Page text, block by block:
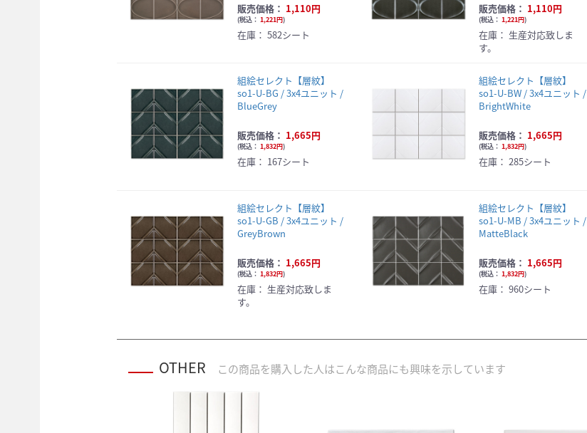
販売価格： 1,110円
(税込：1,221円)
在庫：582シート
販売価格： 1,110円
(税込： 1,221円)
在庫： 生産対応致しま
す。
組絵セレクト【層紋】
so1-U-BG / 3x4ユニット /
BlueGrey
販売価格： 1,665円
(税込：1,832円)
在庫： 167シート
組絵セレクト【層紋】
so1-U-BW / 3x4ユニット /
BrightWhite
販売価格： 1,665円
(税込： 1,832円)
在庫： 285シート
組絵セレクト【層紋】
so1-U-GB / 3x4ユニット /
GreyBrown
販売価格： 1,665円
(税込： 1,832円)
在庫： 生産対応致しま
す。
組絵セレクト【層紋】
so1-U-MB / 3x4ユニット /
MatteBlack
販売価格： 1,665円
(税込： 1,832円)
在庫： 960シート
OTHER この商品を購入した人はこんな商品にも興味を示しています